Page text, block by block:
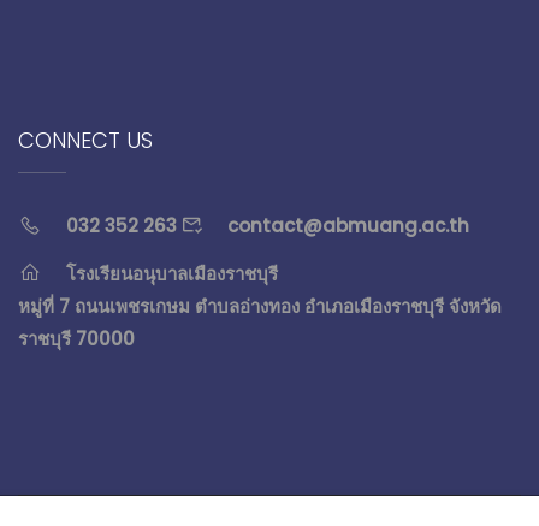
CONNECT US
032 352 263
contact@abmuang.ac.th
โรงเรียนอนุบาลเมืองราชบุรี
หมู่ที่ 7 ถนนเพชรเกษม ตำบลอ่างทอง อำเภอเมืองราชบุรี จังหวัด
ราชบุรี 70000